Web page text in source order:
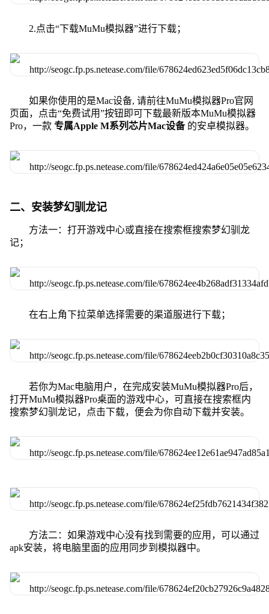
2.点击“下载MuMu模拟器”进行下载；
如果你使用的是Mac设备, 请前往MuMu模拟器Pro官网
页面，点击“免费试用”按钮即可下载最新版本MuMu模拟器
Pro，一款 专属Apple M系列芯片Mac设备 的安卓模拟器。
二、安装梦幻驯龙记
方法一：打开游戏中心或直接在搜索框搜索梦幻驯龙
记；
在右上角下拉菜单选择需要的渠道服进行下载；
若你为Mac电脑用户，在完成安装MuMu模拟器Pro后，
打开MuMu模拟器Pro桌面的游戏中心，可直接在搜索框内
搜索梦幻驯龙记，点击下载，便会为你自动下载并安装。
方法二：如果游戏中心没有找到需要的应用，可以通过
apk安装，将电脑里面的应用同步到模拟器中。